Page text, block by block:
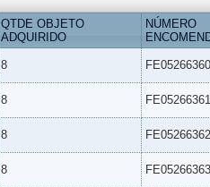
QTDE OBJETO
ADQUIRIDO
NÚMERO
8
8
8
8